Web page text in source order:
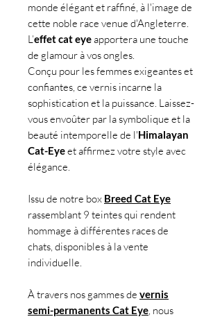
monde élégant et raffiné, à l'image de
cette noble race venue d'Angleterre.
L’effet cat eyeapportera une touche
de glamour à vos ongles.
Conçu pour les femmes exigeantes et
confiantes, ce vernis incarne la
sophistication et la puissance. Laissez-
vous envoûter par la symbolique et la
beauté intemporelle de l'Himalayan
Cat-Eyeet affirmez votre style avec
élégance.
Issu de notre box Breed Cat Eye
rassemblant 9 teintes qui rendent
hommage à différentes races de
chats, disponibles à la vente
individuelle.
À travers nos gammes de vernis
semi-permanents Cat Eye, nous